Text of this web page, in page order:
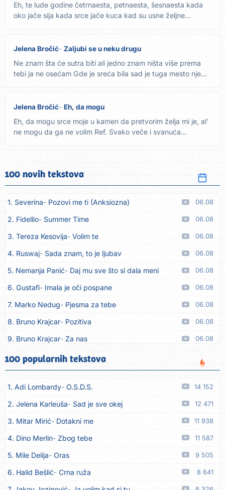
Eh, te lude godine četrnaesta, petnaesta, šesnaesta kada
oko jače sija kada srce jače kuca kad su usne željne
Jelena Bročić Zaljubi se u neku drugu
Ne znam šta će sutra biti ali jedno znam ništa više prema
tebi ja ne osećam Gde je sreća bila sad je tuga mesto nje
Jelena Bročić Eh, da mogu
Eh, da mogu srce moje u kamen da pretvorim želja mi je, al'
ne mogu da ga ne volim Ref. Svako veče i svanuća
100 novih tekstova
1. Severina Pozovi me ti (Anksiozna) 06.08
2. Fidellio Summer Time 06.08
3. Tereza Kesovija Volim te 06.08
4. Ruswaj Sada znam, to je ljubav 06.08
5. Nemanja Panić Daj mu sve što si dala meni 06.08
6. Gustafi Imala je oči pospane 06.08
7. Marko Nedug Pjesma za tebe 06.08
8. Bruno Krajcar Pozitiva 06.08
9. Bruno Krajcar Za nas 06.08
10. Tereza Kesovija Da li ću moći
11. Lidija Bačić Neka se vino toči (Nazdravlje) 06.08
12. Karin Kuljanić Nisi zavridel 06.08
13. Tamara Brusić Nigdi ni lipo ko doma 06.08
14. Tamara Brusić Biž´mo ća 06.08
15. Rusko Richie Bila si, bila 06.08
16. Rusko Richie Ti i ja 06.08
17. Azra Husarkić Ako treba 06.08
100 popularnih tekstova
1. Adi Lombardy O.S.D.S. 14 152
2. Jelena Karleuša Sad je sve okej 12 471
3. Mitar Mirić Dotakni me 11 938
4. Dino Merlin Zbog tebe 11 587
5. Mile Delija Oras 9 505
6. Halid Bešlić Crna ruža 8 641